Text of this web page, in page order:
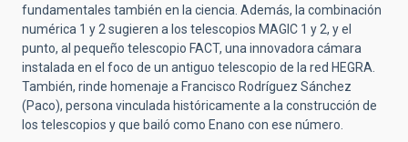
fundamentales también en la ciencia. Además, la combinación
numérica 1 y 2 sugieren a los telescopios MAGIC 1 y 2, y el
punto, al pequeño telescopio FACT, una innovadora cámara
instalada en el foco de un antiguo telescopio de la red HEGRA.
También, rinde homenaje a Francisco Rodríguez Sánchez
(Paco), persona vinculada históricamente a la construcción de
los telescopios y que bailó como Enano con ese número.